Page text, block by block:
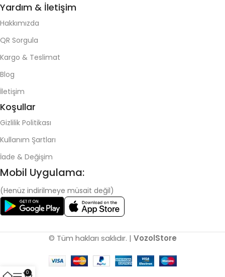
Yardım & İletişim
Hakkımızda
QR Sorgula
Kargo & Teslimat
Blog
İletişim
Koşullar
Gizlilik Politikası
Kullanım Şartları
İade & Değişim
Mobil Uygulama:
(Henüz indirilmeye müsait değil)
© Tüm hakları saklıdır. | VozolStore
0